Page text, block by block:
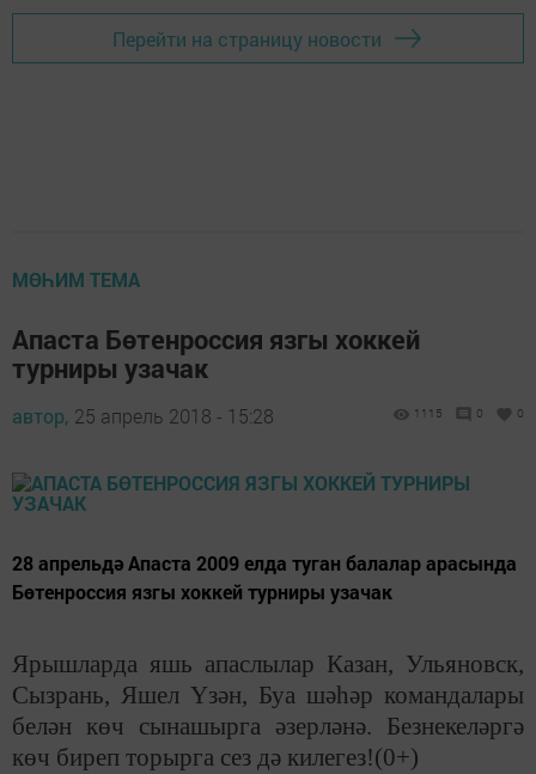
Перейти на страницу новости
МӨҺИМ ТЕМА
Апаста Бөтенроссия язгы хоккей
турниры узачак
автор, 25 апрель 2018 - 15:28 1115 0 0
28 апрельдә Апаста 2009 елда туган балалар арасында
Бөтенроссия язгы хоккей турниры узачак
Ярышларда яшь апаслылар Казан, Ульяновск,
Сызрань, Яшел Үзән, Буа шәһәр командалары
белән көч сынашырга әзерләнә. Безнекеләргә
көч биреп торырга сез дә килегез!(0+)